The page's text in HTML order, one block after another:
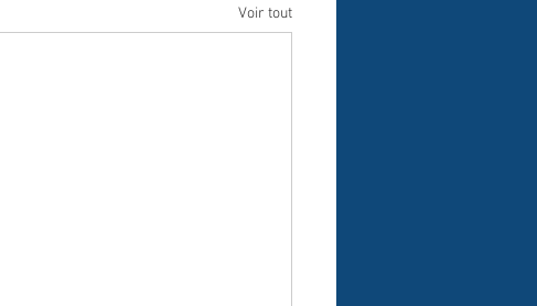
Voir tout